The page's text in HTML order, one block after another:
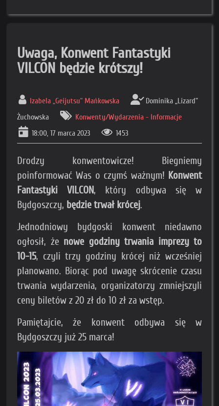
Uwaga, Konwent Fantastyki
VILCON będzie krótszy!
Izabela „Geijutsu” Mańkowska
Dominika „Lizard”
Żuchowska
Konwenty/Wydarzenia - Informacje
18:00, 17 marca 2023
1453
Drodzy konwentowicze! Biegniemy
poinformować Was o czymś ważnym! Konwent
Fantastyki VILCON, który odbywa się w
Bydgoszczy, będzie trwał krócej.
Jednodniowy bydgoski konwent niedawno
ogłosił, że nowe godziny trwania imprezy to
10-15, czyli trzy godziny krócej niż wcześniej
planowano. Biorąc pod uwagę skrócenie czasu
trwania wydarzenia, organizatorzy zmniejszyli
ceny biletów z 20 zł do 10 zł za wstęp.
Pamiętajcie, że konwent odbywa się w
Bydgoszczy już 25 marca!